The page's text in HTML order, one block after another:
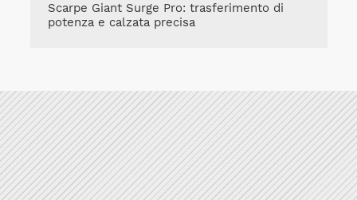
Scarpe Giant Surge Pro: trasferimento di
potenza e calzata precisa